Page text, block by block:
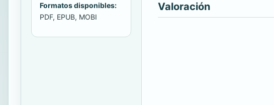
Formatos disponibles:
PDF, EPUB, MOBI
Valoración